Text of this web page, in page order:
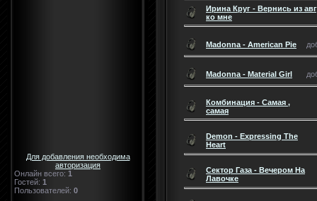
Для добавления необходима
авторизация
Онлайн всего: 1
Гостей: 1
Пользователей: 0
Ирина Круг - Вернись из
ко мне
Madonna - American Pie
Madonna - Material Girl
Комбинация - Самая ,
самая
Demon - Expressing The
Heart
Сектор Газа - Вечером На
Лавочке